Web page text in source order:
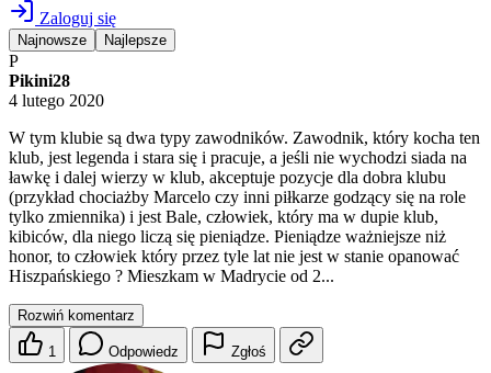
Zaloguj się
Najnowsze Najlepsze
P
Pikini28
4 lutego 2020
W tym klubie są dwa typy zawodników. Zawodnik, który kocha ten
klub, jest legenda i stara się i pracuje, a jeśli nie wychodzi siada na
ławkę i dalej wierzy w klub, akceptuje pozycje dla dobra klubu
(przykład chociażby Marcelo czy inni piłkarze godzący się na role
tylko zmiennika) i jest Bale, człowiek, który ma w dupie klub,
kibiców, dla niego liczą się pieniądze. Pieniądze ważniejsze niż
honor, to człowiek który przez tyle lat nie jest w stanie opanować
Hiszpańskiego ? Mieszkam w Madrycie od 2...
Rozwiń komentarz
1 Odpowiedz Zgłoś